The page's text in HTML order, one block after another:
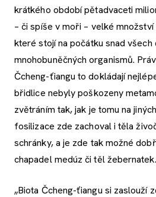
krátkého období pětadvaceti
– či spíše v moři – velké
které stojí na počátku snad všech
mnohobuněčných organismů.
Čcheng-ťiangu to dokládají
břidlice nebyly poškozeny
zvětráním tak, jak je tomu na
fosilizace zde zachoval i těla
schránky, a je zde tak možné
chapadel medúz či těl žebernatek.
„Biota Čcheng-ťiangu si zaslouží